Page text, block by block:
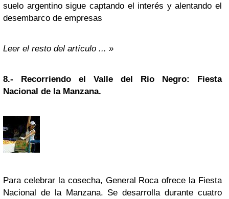
suelo argentino sigue captando el interés y alentando el
desembarco de empresas
Leer el resto del artículo ... »
8.- Recorriendo el Valle del Rio Negro: Fiesta
Nacional de la Manzana.
Para celebrar la cosecha, General Roca ofrece la Fiesta
Nacional de la Manzana. Se desarrolla durante cuatro